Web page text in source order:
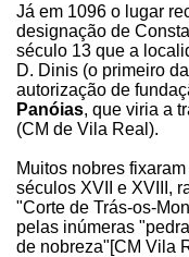
Já em 1096 o lugar
designação de
século 13 que a
D. Dinis (o primeiro
autorização de
Panóias, que viria a
(CM de Vila Real).
Muitos nobres
séculos XVII e XVIII,
"Corte de Trás-os-
pelas inúmeras
de nobreza"[CM Vila